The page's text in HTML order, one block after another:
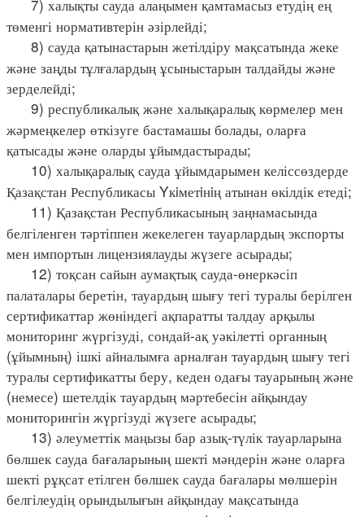
7) халықты сауда алаңымен қамтамасыз етудің ең
төменгі нормативтерін әзірлейді;
8) сауда қатынастарын жетілдіру мақсатында жеке
және заңды тұлғалардың ұсыныстарын талдайды және
зерделейді;
9) республикалық және халықаралық көрмелер мен
жәрмеңкелер өткізуге бастамашы болады, оларға
қатысады және оларды ұйымдастырады;
10) халықаралық сауда ұйымдарымен келіссөздерде
Қазақстан Республикасы Yкiметiнiң атынан өкілдік етеді;
11) Қазақстан Республикасының заңнамасында
белгіленген тәртіппен жекелеген тауарлардың экспорты
мен импортын лицензиялауды жүзеге асырады;
12) тоқсан сайын аумақтық сауда-өнеркәсіп
палаталары беретін, тауардың шығу тегі туралы берілген
сертификаттар жөніндегі ақпаратты талдау арқылы
мониторинг жүргізуді, сондай-ақ уәкілетті органның
(ұйымның) ішкі айналымға арналған тауардың шығу тегі
туралы сертификатты беру, кеден одағы тауарының және
(немесе) шетелдік тауардың мәртебесін айқындау
мониторингін жүргізуді жүзеге асырады;
13) әлеуметтік маңызы бар азық-түлік тауарларына
бөлшек сауда бағаларының шекті мәндерін және оларға
шекті рұқсат етілген бөлшек сауда бағалары мөлшерін
белгілеудің орындылығын айқындау мақсатында